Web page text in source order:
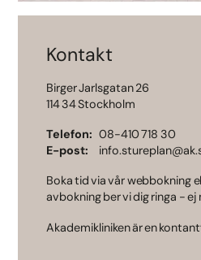
Kontakt
Birger Jarlsgatan 26
114 34 Stockholm
Telefon
08-410 718 30
E-post
Boka tid via vår webbokning
avbokning ber vi dig ringa - ej
Akademikliniken är en